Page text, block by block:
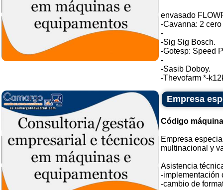
envasado
-Cavanna: 2
-
-Sig Sig Bosch.
-Gotesp: Speed
-
-Sasib Doboy.
-Thevofarm *-
Empresa
Código
Empresa
multinacional y
Asistencia
-implementación
-cambio de